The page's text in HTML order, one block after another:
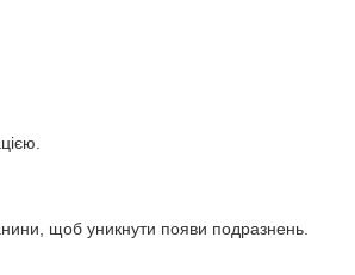
щоб уникнути появи подразнень.